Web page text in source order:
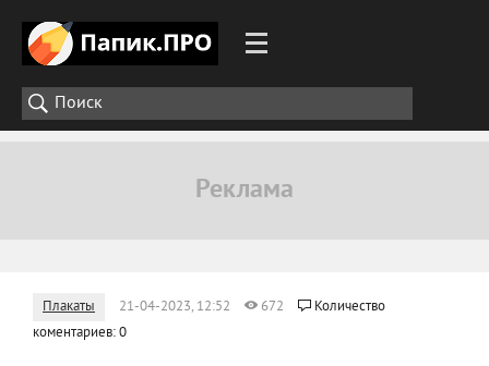
Плакаты 21-04-2023, 12:52 672
Количество
коментариев: 0